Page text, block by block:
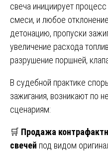
свеча инициирует
смеси, и любое
детонацию, пропуски
увеличение расхода
разрушение поршней,
В судебной практике
зажигания, возникают по
сценариям:
🛒 Продажа
свечей под видом